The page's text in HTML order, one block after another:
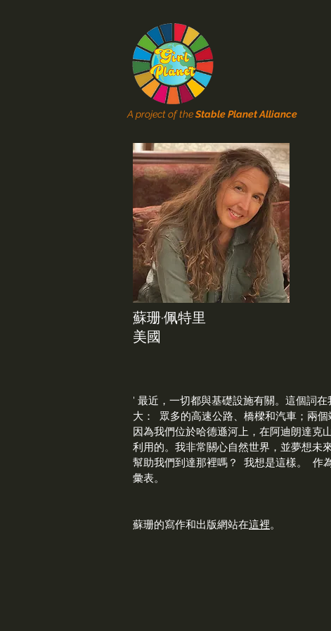
A project of theStable Planet Alliance
蘇珊·佩特里
美國
' 最近，一切都與基礎設施有關。這個詞
大：
眾多的高速公路、橋樑和汽車；兩
因為我們位於哈德遜河上，在阿迪朗達克
利用的。我非常關心自然世界，並夢想未
幫助我們到達那裡嗎？
我想是這樣。
作
彙表。
蘇珊的寫作和出版網站在這裡。